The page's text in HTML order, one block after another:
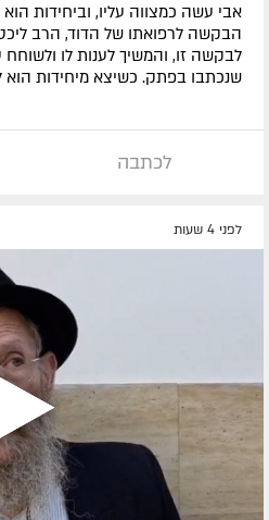
אבי עשה כמצווה עליו, וביחידות
הבקשה לרפואתו של הדוד, הרב
לבקשה זו, והמשיך לענות לו
שנכתבו בפתק. כשיצא מיחידות הוא
לכתבה
לפני 4 שעות